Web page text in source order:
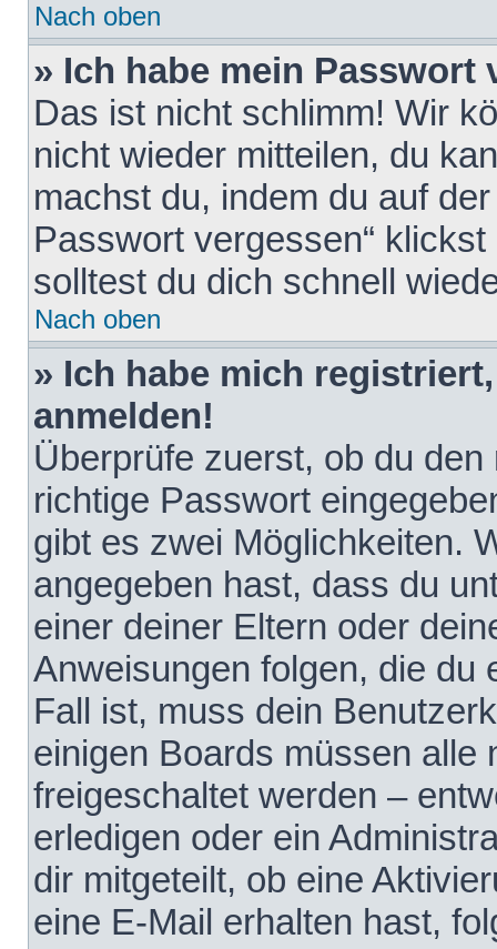
Nach oben
» Ich habe mein Passwort
Das ist nicht schlimm! Wir
nicht wieder mitteilen, du
machst du, indem du auf
Passwort vergessen“
solltest du dich schnell
Nach oben
» Ich habe mich
anmelden!
Überprüfe zuerst, ob du
richtige Passwort
gibt es zwei Möglichkeiten.
angegeben hast, dass du
einer deiner Eltern oder
Anweisungen folgen, die du
Fall ist, muss dein
einigen Boards müssen alle
freigeschaltet werden –
erledigen oder ein
dir mitgeteilt, ob eine
eine E-Mail erhalten hast,